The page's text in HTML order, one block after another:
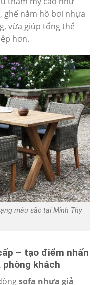
ghế nằm hồ bơi nhựa
vừa giúp tổng thể
hơn.
màu sắc tại Minh Thy
– tạo điểm nhấn
khách
sofa nhựa giả